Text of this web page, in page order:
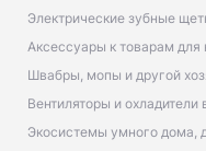
Электрические зубные
Аксессуары к товарам для
Швабры, мопы и другой
Вентиляторы и охладители
Экосистемы умного дома,